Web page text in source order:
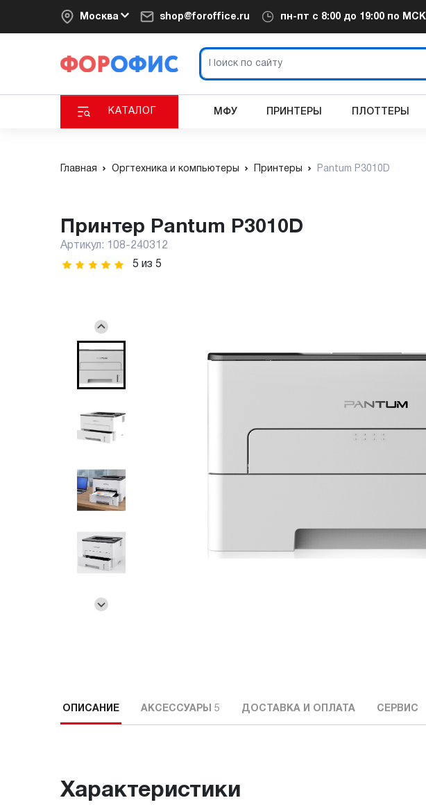
Москва shop@foroffice.ru пн-пт с 8:00 до 19:00 по МСК
КАТАЛОГ МФУ ПРИНТЕРЫ ПЛОТТЕРЫ
Главная Оргтехника и компьютеры Принтеры Pantum P3010D
Принтер Pantum P3010D
Артикул:
108-240312
5 из 5
ОПИСАНИЕ АКСЕССУАРЫ 5 ДОСТАВКА И ОПЛАТА СЕРВИС
Характеристики